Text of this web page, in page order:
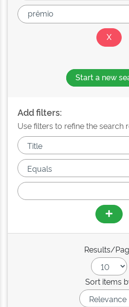
Start a new
Add filters:
Use filters to refine the search
Results/
Sort items